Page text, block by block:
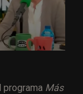
Más